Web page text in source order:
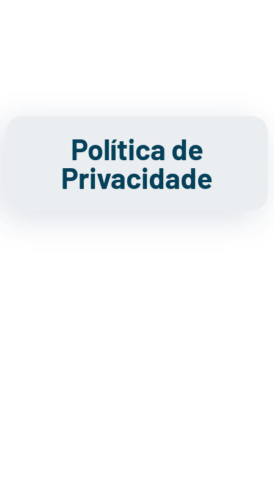
Política de
Privacidade